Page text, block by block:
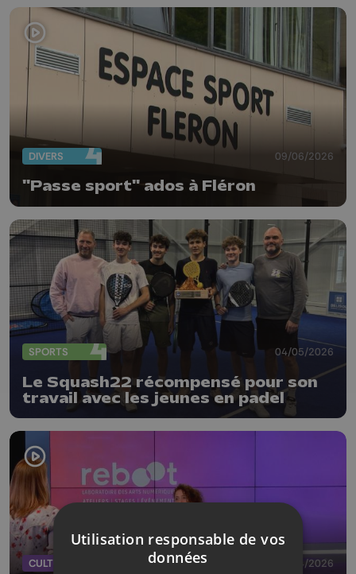
DIVERS 09/06/2026
"Passe sport" ados à Fléron
SPORTS 04/05/2026
Le Squash22 récompensé pour son
travail avec les jeunes en padel
CULTURE 18/04/2026
Utilisation responsable de vos
données